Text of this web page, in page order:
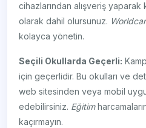
cihazlarından alışveriş
olarak dahil olursunuz.
kolayca yönetin.
Seçili Okullarda Geçerli:
için geçerlidir. Bu okulları ve
web sitesinden veya mobil
edebilirsiniz. Eğitim
kaçırmayın.